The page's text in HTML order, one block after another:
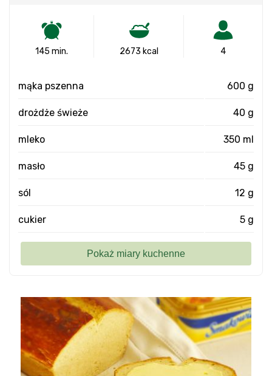
145 min. 2673 kcal 4
mąka pszenna 600 g
drożdże świeże 40 g
mleko 350 ml
masło 45 g
sól 12 g
cukier 5 g